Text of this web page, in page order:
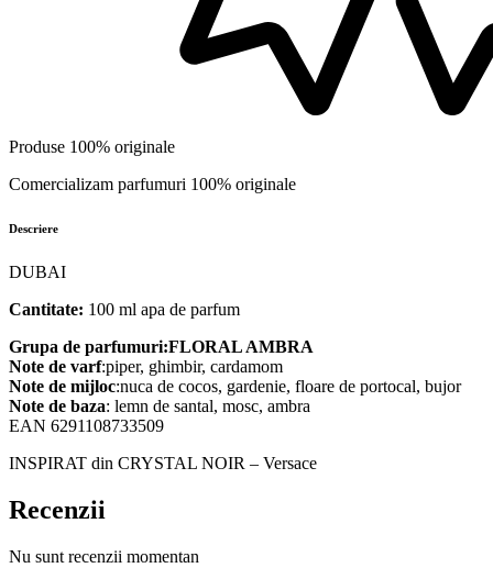
Produse 100% originale
Comercializam parfumuri 100% originale
Descriere
DUBAI
Cantitate: 100 ml apa de parfum
Grupa de parfumuri:FLORAL AMBRA
Note de varf:piper, ghimbir, cardamom
Note de mijloc:nuca de cocos, gardenie, floare de portocal, bujor
Note de baza: lemn de santal, mosc, ambra
EAN 6291108733509
INSPIRAT din CRYSTAL NOIR – Versace
Recenzii
Nu sunt recenzii momentan